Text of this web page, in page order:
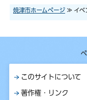
焼津市ホームページ ≫ イベ
このサイトについて
著作権・リンク